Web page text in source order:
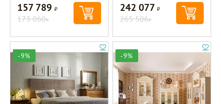
157 789Р
173 060Р
242 077Р
265 506Р
-9% -9%